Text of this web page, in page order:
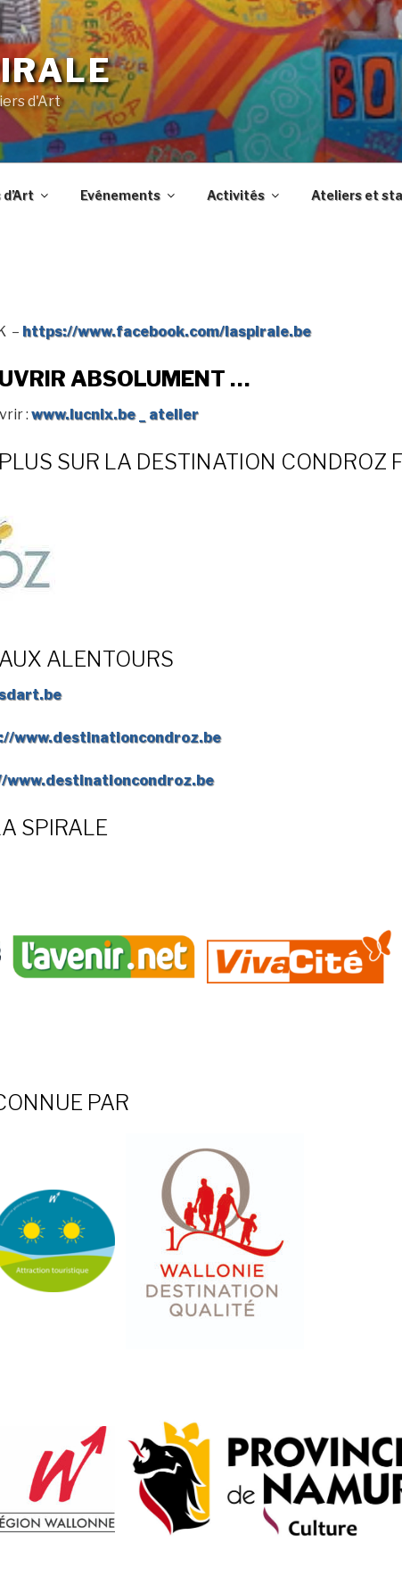
d'Art
Evénements Activités Ateliers et
– https://www.facebook.com/laspirale.be
ABSOLUMENT …
: www.lucnix.be _ atelier
SUR LA DESTINATION CONDROZ
ALENTOURS
www.destinationcondroz.be
www.destinationcondroz.be
SPIRALE
PAR